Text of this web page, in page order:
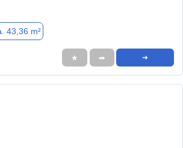
43,36 m²
★ ➦ ➜